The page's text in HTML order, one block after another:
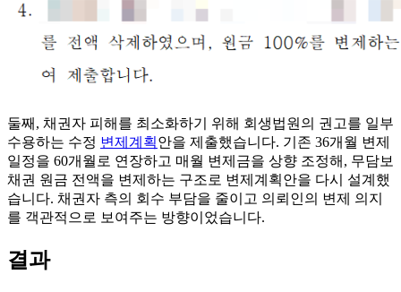
둘째, 채권자 피해를 최소화하기 위해 회생법원의 권고를 일부
수용하는 수정 변제계획안을 제출했습니다. 기존 36개월 변제
일정을 60개월로 연장하고 매월 변제금을 상향 조정해, 무담보
채권 원금 전액을 변제하는 구조로 변제계획안을 다시 설계했
습니다. 채권자 측의 회수 부담을 줄이고 의뢰인의 변제 의지
를 객관적으로 보여주는 방향이었습니다.
결과